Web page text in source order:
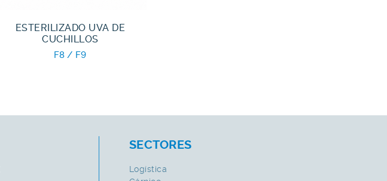
ESTERILIZADO UVA DE
CUCHILLOS
F8 / F9
SECTORES
Logística